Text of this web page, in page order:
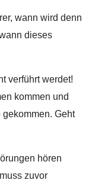
wann wird denn
dieses
verführt werdet!
kommen und
Geht
hören
zuvor